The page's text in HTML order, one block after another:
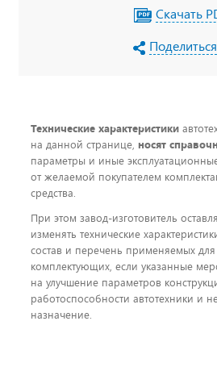
Скачать
Поделиться
Технические характеристики
на данной странице, носят
параметры и иные
от желаемой покупателем
средства.
При этом завод-изготовитель
изменять технические
состав и перечень применяемых для
комплектующих, если указанные
на улучшение параметров
работоспособности автотехники и
назначение.